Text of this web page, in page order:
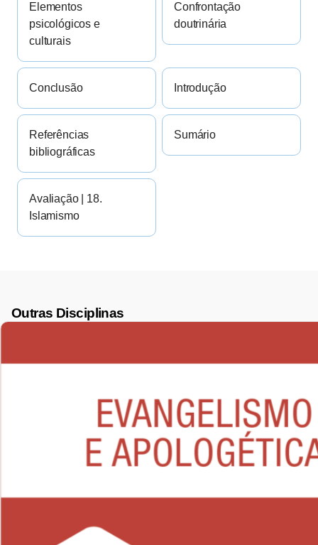
Elementos
psicológicos e
culturais
Confrontação
doutrinária
Conclusão Introdução
Referências
bibliográficas
Sumário
Avaliação | 18.
Islamismo
Outras Disciplinas